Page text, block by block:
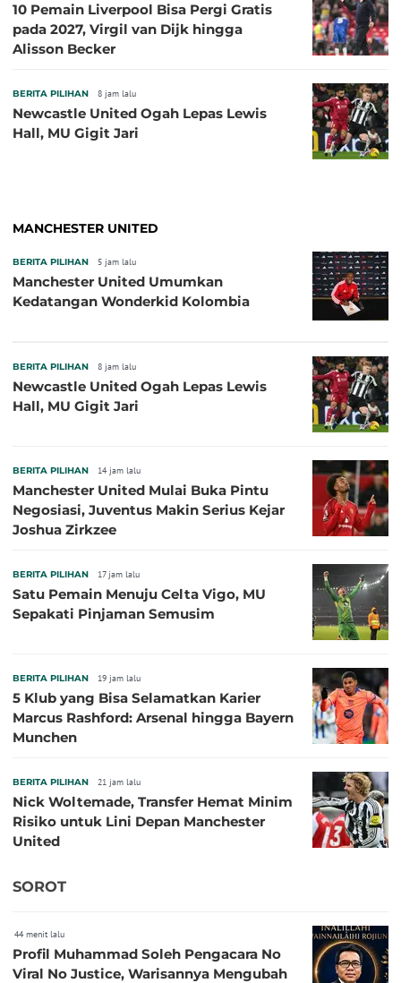
10 Pemain Liverpool Bisa Pergi Gratis
pada 2027, Virgil van Dijk hingga
Alisson Becker
BERITA PILIHAN 8 jam lalu
Newcastle United Ogah Lepas Lewis
Hall, MU Gigit Jari
MANCHESTER UNITED
BERITA PILIHAN 5 jam lalu
Manchester United Umumkan
Kedatangan Wonderkid Kolombia
BERITA PILIHAN 8 jam lalu
Newcastle United Ogah Lepas Lewis
Hall, MU Gigit Jari
BERITA PILIHAN 14 jam lalu
Manchester United Mulai Buka Pintu
Negosiasi, Juventus Makin Serius Kejar
Joshua Zirkzee
BERITA PILIHAN 17 jam lalu
Satu Pemain Menuju Celta Vigo, MU
Sepakati Pinjaman Semusim
BERITA PILIHAN 19 jam lalu
5 Klub yang Bisa Selamatkan Karier
Marcus Rashford: Arsenal hingga Bayern
Munchen
BERITA PILIHAN 21 jam lalu
Nick Woltemade, Transfer Hemat Minim
Risiko untuk Lini Depan Manchester
United
SOROT
44 menit lalu
Profil Muhammad Soleh Pengacara No
Viral No Justice, Warisannya Mengubah